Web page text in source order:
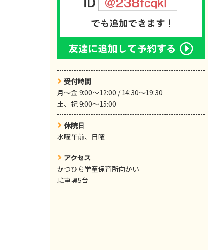
受付時間
月～金 9:00～12:00 / 14:30〜19:30
土、祝 9:00～15:00
休院日
水曜午前、日曜
アクセス
かつひら学童保育所向かい
駐車場5台